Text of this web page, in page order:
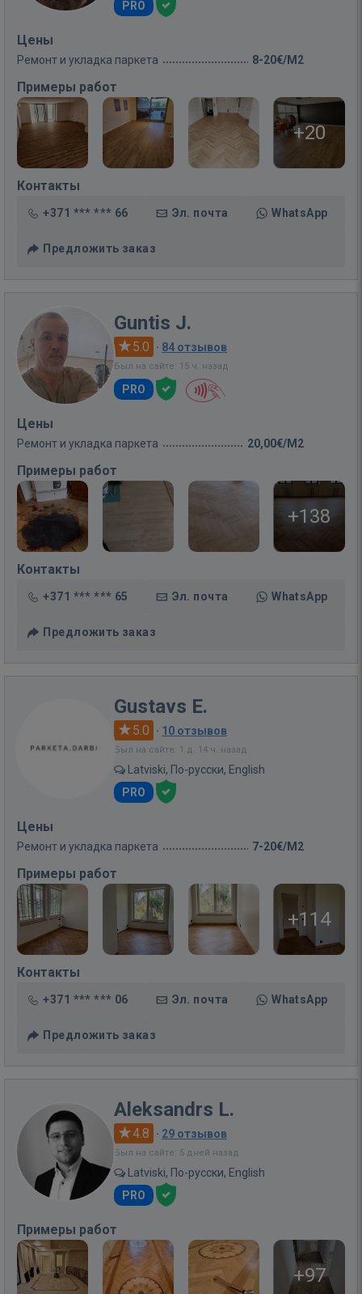
PRO
Цены
Ремонт и укладка паркета 8-20€/M2
Примеры работ
+20
Контакты
+371 *** *** 66 Эл. почта WhatsApp
Предложить заказ
Guntis J.
5.0 · 84 отзывов
Был на сайте: 15 ч. назад
PRO
Цены
Ремонт и укладка паркета 20,00€/M2
Примеры работ
+138
Контакты
+371 *** *** 65 Эл. почта WhatsApp
Предложить заказ
Gustavs E.
5.0 · 10 отзывов
Был на сайте: 1 д. 14 ч. назад
Latviski, По-русски, English
PRO
Цены
Ремонт и укладка паркета 7-20€/M2
Примеры работ
+114
Контакты
+371 *** *** 06 Эл. почта WhatsApp
Предложить заказ
Aleksandrs L.
4.8 · 29 отзывов
Был на сайте: 5 дней назад
Latviski, По-русски, English
PRO
Примеры работ
+97